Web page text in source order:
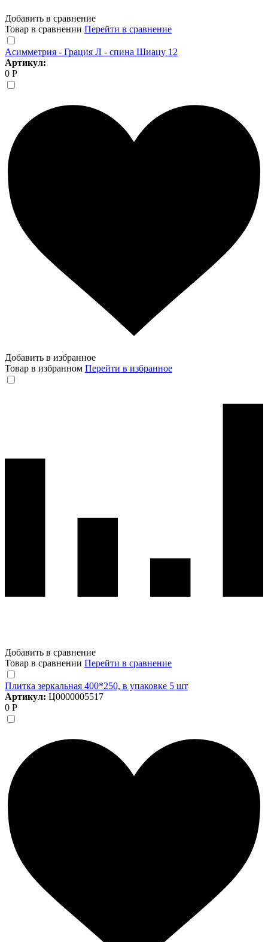
Добавить в сравнение
Товар в сравнении Перейти в сравнение
Асимметрия - Грация Л - спина Шиацу 12
Артикул:
0 Р
Добавить в избранное
Товар в избранном Перейти в избранное
Добавить в сравнение
Товар в сравнении Перейти в сравнение
Плитка зеркальная 400*250, в упаковке 5 шт
Артикул: Ц0000005517
0 Р